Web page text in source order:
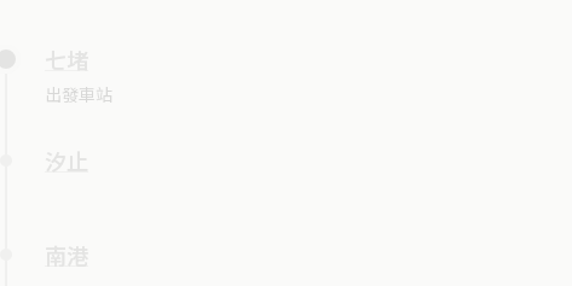
出發車站